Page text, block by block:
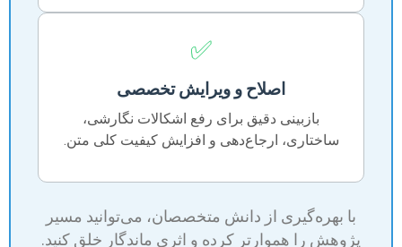
✅
اصلاح و ویرایش تخصصی
بازبینی دقیق برای رفع اشکالات نگارشی،
ساختاری، ارجاع‌دهی و افزایش کیفیت کلی متن.
با بهره‌گیری از دانش متخصصان، می‌توانید مسیر
پژوهش را هموارتر کرده و اثری ماندگار خلق کنید.